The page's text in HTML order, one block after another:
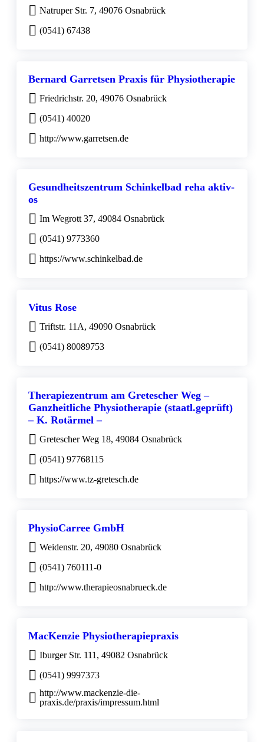
Natruper Str. 7, 49076 Osnabrück
(0541) 67438
Bernard Garretsen Praxis für Physiotherapie
Friedrichstr. 20, 49076 Osnabrück
(0541) 40020
http://www.garretsen.de
Gesundheitszentrum Schinkelbad reha aktiv-
os
Im Wegrott 37, 49084 Osnabrück
(0541) 9773360
https://www.schinkelbad.de
Vitus Rose
Triftstr. 11A, 49090 Osnabrück
(0541) 80089753
Therapiezentrum am Gretescher Weg –
Ganzheitliche Physiotherapie (staatl.geprüft)
– K. Rotärmel –
Gretescher Weg 18, 49084 Osnabrück
(0541) 97768115
https://www.tz-gretesch.de
PhysioCarree GmbH
Weidenstr. 20, 49080 Osnabrück
(0541) 760111-0
http://www.therapieosnabrueck.de
MacKenzie Physiotherapiepraxis
Iburger Str. 111, 49082 Osnabrück
(0541) 9997373
http://www.mackenzie-die-
praxis.de/praxis/impressum.html